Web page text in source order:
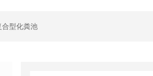
合型化粪池